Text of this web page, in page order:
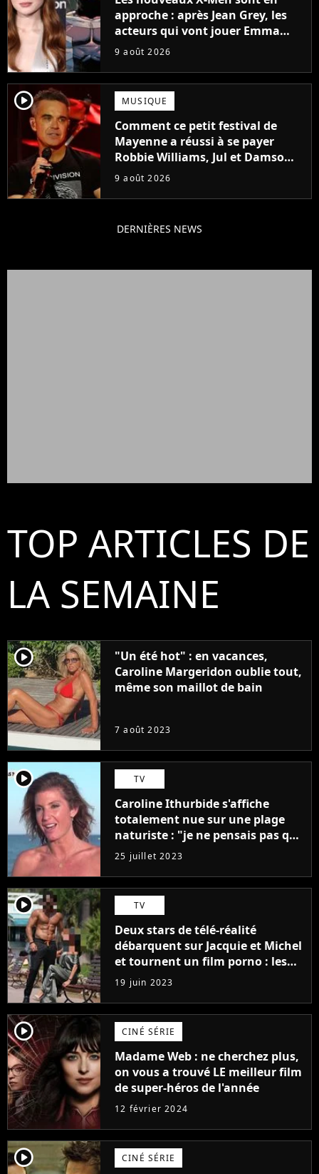
approche : après Jean Grey, les
acteurs qui vont jouer Emma
Frost et Cyclope trouvés !
9 août 2026
player2 MUSIQUE
Comment ce petit festival de
Mayenne a réussi à se payer
Robbie Williams, Jul et Damso
cette année ?
9 août 2026
DERNIÈRES NEWS
TOP ARTICLES DE
LA SEMAINE
player2
"Un été hot" : en vacances,
Caroline Margeridon oublie tout,
même son maillot de bain
7 août 2023
player2 TV
Caroline Ithurbide s'affiche
totalement nue sur une plage
naturiste : "je ne pensais pas que
j'arriverais à le faire..."
25 juillet 2023
player2 TV
Deux stars de télé-réalité
débarquent sur Jacquie et Michel
et tournent un film porno : les
premières images du tournage
(exclu)
19 juin 2023
player2 CINÉ SÉRIE
Madame Web : ne cherchez plus,
on vous a trouvé LE meilleur film
de super-héros de l'année
12 février 2024
player2 CINÉ SÉRIE